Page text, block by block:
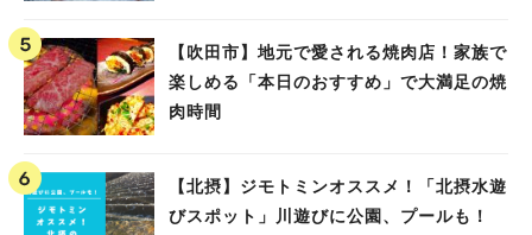
【吹田市】地元で愛される焼肉店！家族で
楽しめる「本日のおすすめ」で大満足の焼
肉時間
【北摂】ジモトミンオススメ！「北摂水遊
びスポット」川遊びに公園、プールも！